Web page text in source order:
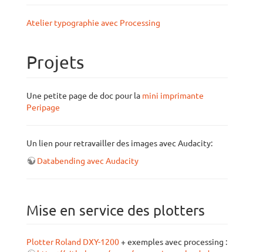
Atelier typographie avec Processing
Projets
Une petite page de doc pour la mini imprimante
Peripage
Un lien pour retravailler des images avec Audacity:
Databending avec Audacity
Mise en service des plotters
Plotter Roland DXY-1200+ exemples avec processing :